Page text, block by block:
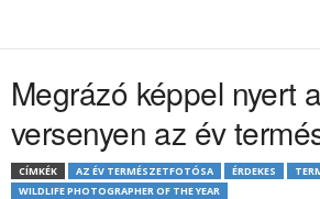
Megrázó képpel nyert
versenyen az év
CÍMKÉK AZ ÉV TERMÉSZETFOTÓSA ÉRDEKES
WILDLIFE PHOTOGRAPHER OF THE YEAR